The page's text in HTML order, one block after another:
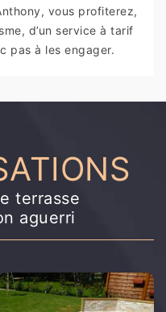
vous profiterez,
d’un service à tarif
pas à les engager.
terrasse
aguerri